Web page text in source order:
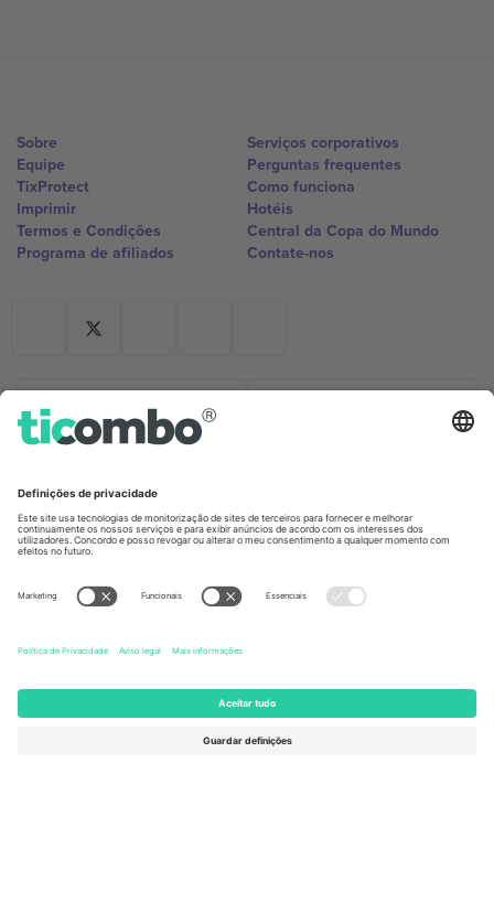
Sobre
Equipe
TixProtect
Imprimir
Termos e Condições
Programa de afiliados
Serviços corporativos
Perguntas frequentes
Como funciona
Hotéis
Central da Copa do Mundo
Contate-nos
Germany
Unter den Linden 24, 10117
United Kingdom
Kingdom
United States
Newark, Delaware 19713, United
States
Engelberg, Switzerland